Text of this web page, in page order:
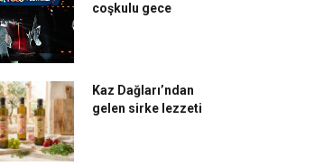
coşkulu gece
Kaz Dağları’ndan
gelen sirke lezzeti